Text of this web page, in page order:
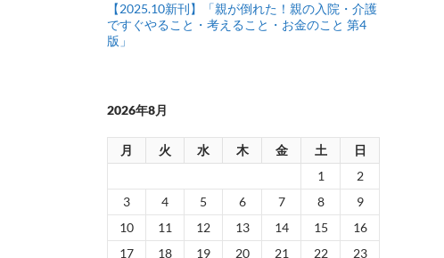
【2025.10新刊】「親が倒れた！親の入院・介護
ですぐやること・考えること・お金のこと 第4
版」
2026年8月
月 火 水 木 金 土
日
1
2
3
4 5 6 7 8
9
10
11 12 13 14 15
16
17
18 19 20 21 22
23